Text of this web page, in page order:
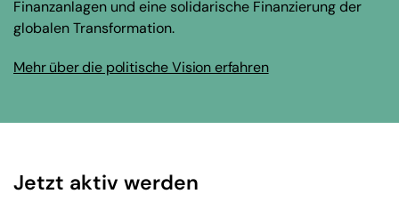
Finanzanlagen und eine solidarische Finanzierung der
globalen Transformation.
Mehr über die politische Vision erfahren
Jetzt aktiv werden